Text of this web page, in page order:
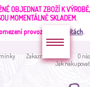
OBJEDNAT ZBOŽÍ K VÝROBĚ,
MOMENTÁLNĚ SKLADEM.
provozu v aktualitách.
Zakaznická sekce
O nás
Jak nakupovat